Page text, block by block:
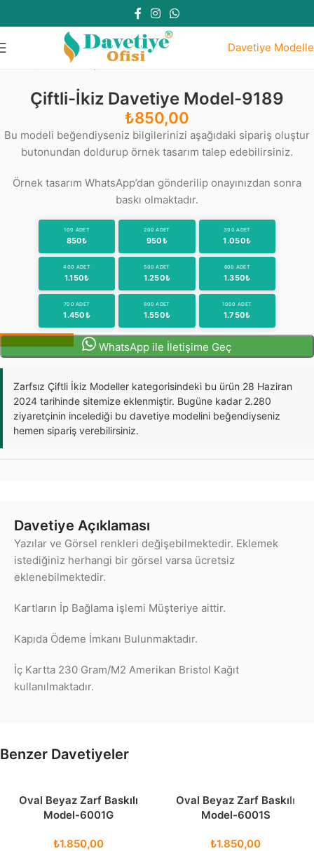
Davetiye
Zarfsız Çiftli İkiz Modeller
Çiftli-İkiz Davetiye Model-9189
₺850,00
Bu modeli beğendiyseniz bilgilerinizi aşağıdaki sipariş oluştur
butonundan doldurup örnek tasarım talep edebilirsiniz.
Örnek tasarım WhatsApp’dan gönderilip onayınızdan sonra
baskı olmaktadır.
100 ADET
850₺
200 ADET
950₺
300 ADET
1.050₺
400 ADET
1.150₺
500 ADET
1.250₺
600 ADET
1.350₺
700 ADET
1.450₺
800 ADET
1.550₺
1000 ADET
1.750₺
Sipariş Oluştur
WhatsApp ile İletişime Geç
Zarfsız Çiftli İkiz Modeller kategorisindeki bu ürün 28 Haziran
2024 tarihinde sitemize eklenmiştir. Bugüne kadar 2.280
ziyaretçinin incelediği bu davetiye modelini beğendiyseniz
hemen sipariş verebilirsiniz.
Davetiye Açıklaması
Yazılar ve Görsel renkleri değişebilmektedir. Eklemek
istediğiniz herhangi bir görsel varsa ücretsiz
eklenebilmektedir.
Kartların İp Bağlama işlemi Müşteriye aittir.
Kapıda Ödeme İmkanı Bulunmaktadır.
İç Kartta 230 Gram/M2 Amerikan Bristol Kağıt
kullanılmaktadır.
Benzer Davetiyeler
Oval Beyaz Zarf Baskılı
Model-6001G
₺1.850,00
Oval Beyaz Zarf Baskılı
Model-6001S
₺1.850,00